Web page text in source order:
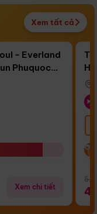
Xem tất cả
Điểm nổi bật
- Everland
Phuquoc
Xem chi tiết